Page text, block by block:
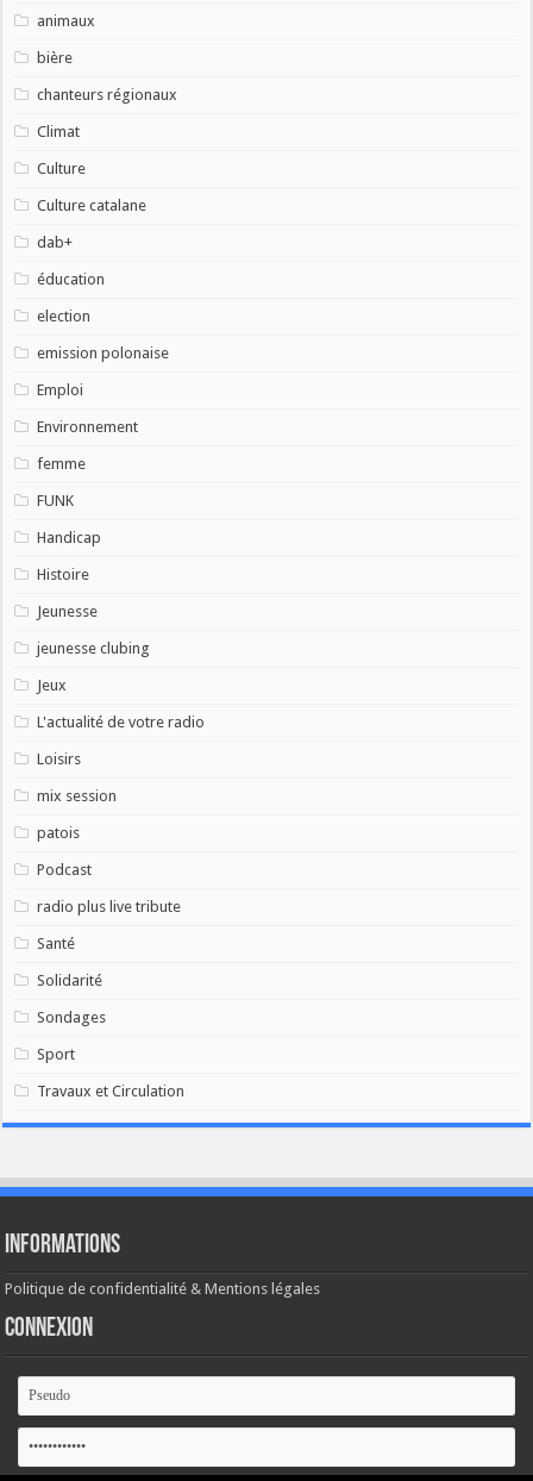
animaux
bière
chanteurs régionaux
Climat
Culture
Culture catalane
dab+
éducation
election
emission polonaise
Emploi
Environnement
femme
FUNK
Handicap
Histoire
Jeunesse
jeunesse clubing
Jeux
L'actualité de votre radio
Loisirs
mix session
patois
Podcast
radio plus live tribute
Santé
Solidarité
Sondages
Sport
Travaux et Circulation
Informations
Politique de confidentialité & Mentions légales
Connexion